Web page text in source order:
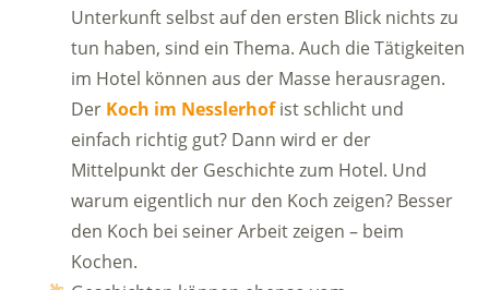
Unterkunft selbst auf den ersten Blick nichts zu
tun haben, sind ein Thema. Auch die Tätigkeiten
im Hotel können aus der Masse herausragen.
Der Koch im Nesslerhofist schlicht und
einfach richtig gut? Dann wird er der
Mittelpunkt der Geschichte zum Hotel. Und
warum eigentlich nur den Koch zeigen? Besser
den Koch bei seiner Arbeit zeigen – beim
Kochen.